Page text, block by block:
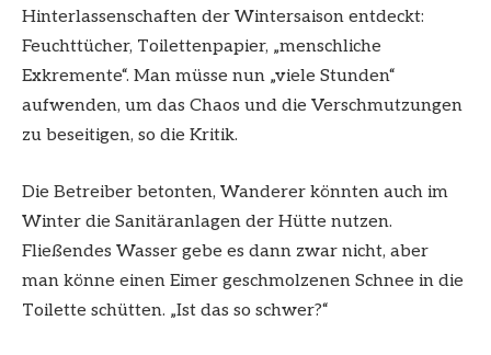
Hinterlassenschaften der Wintersaison entdeckt:
Feuchttücher, Toilettenpapier, „menschliche
Exkremente“. Man müsse nun „viele Stunden“
aufwenden, um das Chaos und die Verschmutzungen
zu beseitigen, so die Kritik.
Die Betreiber betonten, Wanderer könnten auch im
Winter die Sanitäranlagen der Hütte nutzen.
Fließendes Wasser gebe es dann zwar nicht, aber
man könne einen Eimer geschmolzenen Schnee in die
Toilette schütten. „Ist das so schwer?“